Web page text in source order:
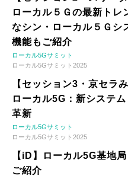
ローカル５Ｇの最新ト
なシン・ローカル５Ｇシ
機能もご紹介
ローカル5Gサミット
ローカル5Gサミット2025
【セッション3・京セラ
ローカル5G：新システ
革新
ローカル5Gサミット
ローカル5Gサミット2025
【iD】ローカル5G基地
ご紹介